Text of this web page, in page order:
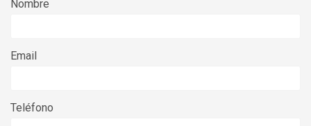
Nombre
Email
Teléfono